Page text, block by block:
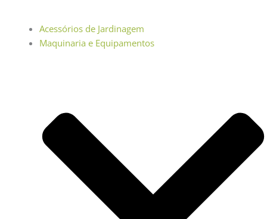
Acessórios de Jardinagem
Maquinaria e Equipamentos